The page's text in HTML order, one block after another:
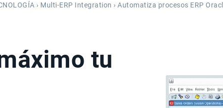
› Multi-ERP Integration › Automatiza procesos ERP
tu